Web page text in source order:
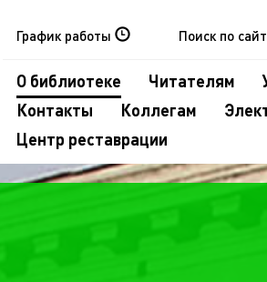
График работы
О библиотеке Читателям
Контакты
Коллегам
Центр реставрации